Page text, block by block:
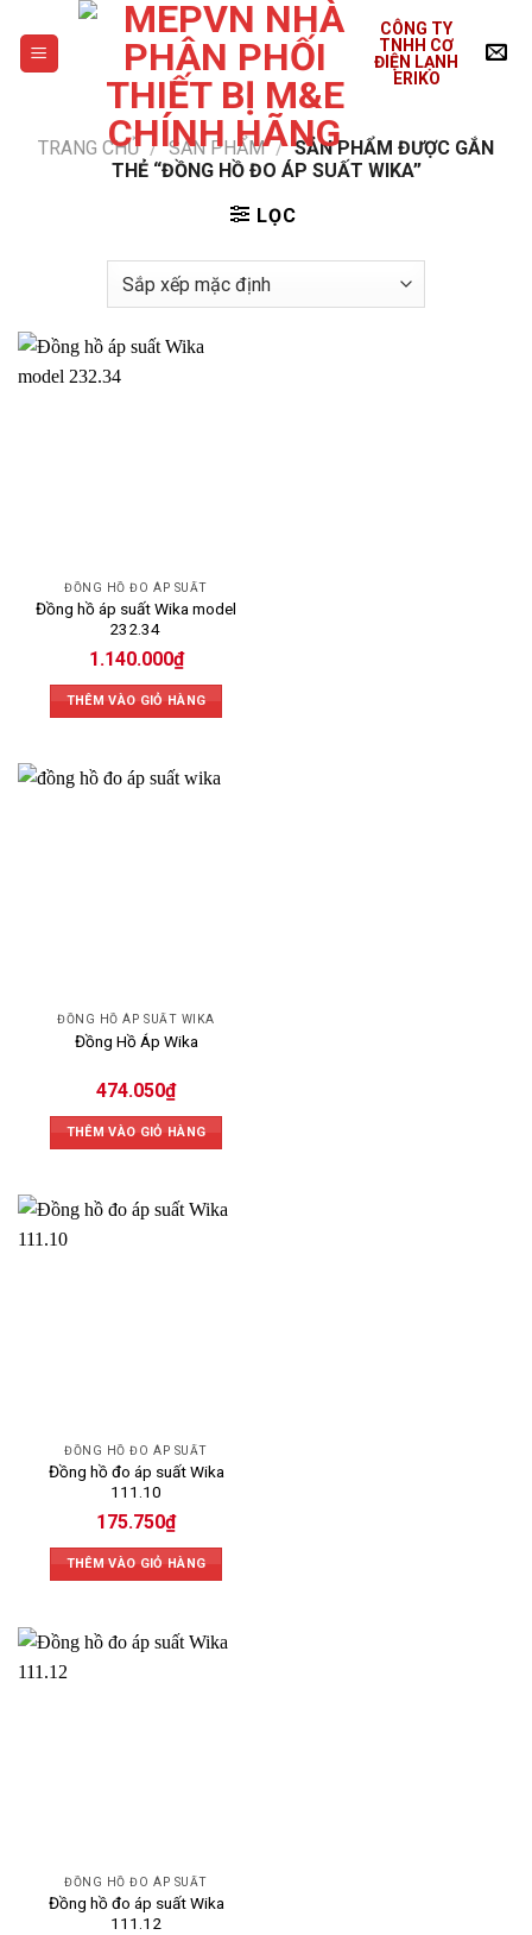
content
CÔNG TY
TNHH CƠ
ĐIỆN LẠNH
ERIKO
TRANG CHỦ / SẢN PHẨM / SẢN PHẨM ĐƯỢC GẮN
THẺ “ĐỒNG HỒ ĐO ÁP SUẤT WIKA”
LỌC
ĐỒNG HỒ ĐO ÁP SUẤT
Đồng hồ áp suất Wika model
232.34
1.140.000₫
THÊM VÀO GIỎ HÀNG
ĐỒNG HỒ ÁP SUẤT WIKA
Đồng Hồ Áp Wika
474.050₫
THÊM VÀO GIỎ HÀNG
ĐỒNG HỒ ĐO ÁP SUẤT
Đồng hồ đo áp suất Wika
111.10
175.750₫
THÊM VÀO GIỎ HÀNG
ĐỒNG HỒ ĐO ÁP SUẤT
Đồng hồ đo áp suất Wika
111.12